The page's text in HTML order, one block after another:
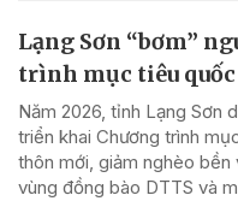
Lạng Sơn “bơm”
trình mục tiêu
Năm 2026, tỉnh Lạng Sơn
triển khai Chương trình
thôn mới, giảm nghèo
vùng đồng bào DTTS và